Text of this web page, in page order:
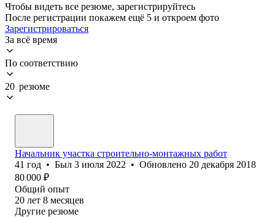
Чтобы видеть все резюме, зарегистрируйтесь
После регистрации покажем ещё 5 и откроем фото
Зарегистрироваться
За всё время
По соответствию
20 резюме
Начальник участка строительно-монтажных работ
41 год • Был 3 июля 2022 • Обновлено 20 декабря 2018
80 000 ₽
Общий опыт
20 лет 8 месяцев
Другие резюме